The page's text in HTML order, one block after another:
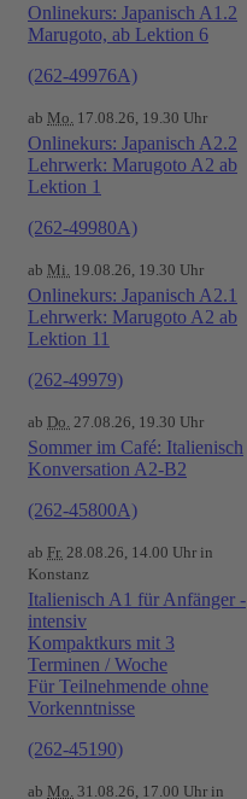
Onlinekurs: Japanisch A1.2
Marugoto, ab Lektion 6
(262-49976A)
ab Mo. 17.08.26, 19.30 Uhr
Onlinekurs: Japanisch A2.2
Lehrwerk: Marugoto A2 ab
Lektion 1
(262-49980A)
ab Mi. 19.08.26, 19.30 Uhr
Onlinekurs: Japanisch A2.1
Lehrwerk: Marugoto A2 ab
Lektion 11
(262-49979)
ab Do. 27.08.26, 19.30 Uhr
Sommer im Café: Italienisch
Konversation A2-B2
(262-45800A)
ab Fr. 28.08.26, 14.00 Uhr in
Konstanz
Italienisch A1 für Anfänger -
intensiv
Kompaktkurs mit 3
Terminen / Woche
Für Teilnehmende ohne
Vorkenntnisse
(262-45190)
ab Mo. 31.08.26, 17.00 Uhr in